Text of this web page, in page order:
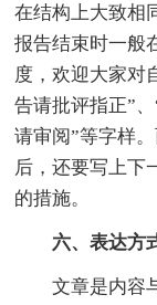
在结构上大致相
报告结束时一般
度，欢迎大家对
告请批评指正”
请审阅”等字样
后，还要写上下
的措施。
六、表达方
文章是内容与